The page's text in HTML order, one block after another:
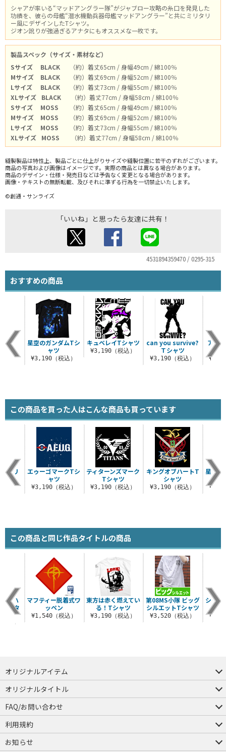
シャアが率いる“マッドアングラー隊”がジャブロー攻略の糸口を発見した
功績を、彼らの母艦“潜水機動兵器母艦マッドアングラー”と共にミリタリ
ー風にデザインしたTシャツ。
ジオン訛りが強過ぎるアナタにもオススメな一枚です。
製品スペック（サイズ・素材など）
Sサイズ
BLACK
（約）着丈65cm / 身幅49cm / 綿100％
Mサイズ
BLACK
（約）着丈69cm / 身幅52cm / 綿100％
Lサイズ
BLACK
（約）着丈73cm / 身幅55cm / 綿100％
XLサイズ
BLACK
（約）着丈77cm / 身幅58cm / 綿100％
Sサイズ
MOSS
（約）着丈65cm / 身幅49cm / 綿100％
Mサイズ
MOSS
（約）着丈69cm / 身幅52cm / 綿100％
Lサイズ
MOSS
（約）着丈73cm / 身幅55cm / 綿100％
XLサイズ
MOSS （約）着丈77cm / 身幅58cm / 綿100％
縫製製品は特性上、製品ごとに仕上がりサイズや縫製位置に若干のずれがございます。
商品の写真および画像はイメージです。実際の商品とは異なる場合があります。
商品のデザイン・仕様・発売日などは予告なく変更となる場合があります。
画像・テキストの無断転載、及びそれに準ずる行為を一切禁止いたします。
©創通・サンライズ
「いいね」と思ったら友達に共有！
4531894359470 / 0295-315
おすすめの商品
キュベレイTシャツ
¥3,190（税込）
can you survive?
Ｔシャツ
¥3,190（税込）
アナ
ツ
込）
星空のガンダムTシ
ャツ
¥3,190（税込）
この商品を買った人はこんな商品も買っています
ティターンズマーク
Tシャツ
¥3,190（税込）
キングオブハートT
シャツ
¥3,190（税込）
星空の
プリ
ツ
込）
エゥーゴマークTシ
ャツ
¥3,190（税込）
この商品と同じ作品タイトルの商品
東方は赤く燃えてい
る！Tシャツ
¥3,190（税込）
第08MS小隊 ビッグ
シルエットTシャツ
¥3,520（税込）
シャア
リハ
ータ
込）
マフティー脱着式ワ
ッペン
¥1,540（税込）
オリジナルアイテム
つままれ
つかまれ
ピョコッテ
オリジナルタイトル
アイテムヤ
ミスカトニック大學購買部
FAQ/お問い合わせ
FAQ
お問い合わせ
利用規約
会員規約・ポイント規約
特定商取引法に関する表示
プライバシーポリシー
お知らせ